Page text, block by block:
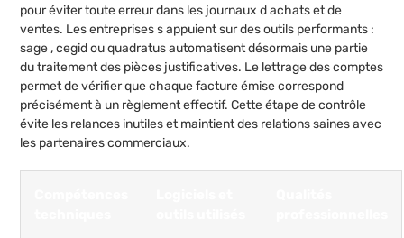
pour éviter toute erreur dans les journaux d achats et de
ventes. Les entreprises s appuient sur des outils performants :
sage , cegid ou quadratus automatisent désormais une partie
du traitement des pièces justificatives. Le lettrage des comptes
permet de vérifier que chaque facture émise correspond
précisément à un règlement effectif. Cette étape de contrôle
évite les relances inutiles et maintient des relations saines avec
les partenaires commerciaux.